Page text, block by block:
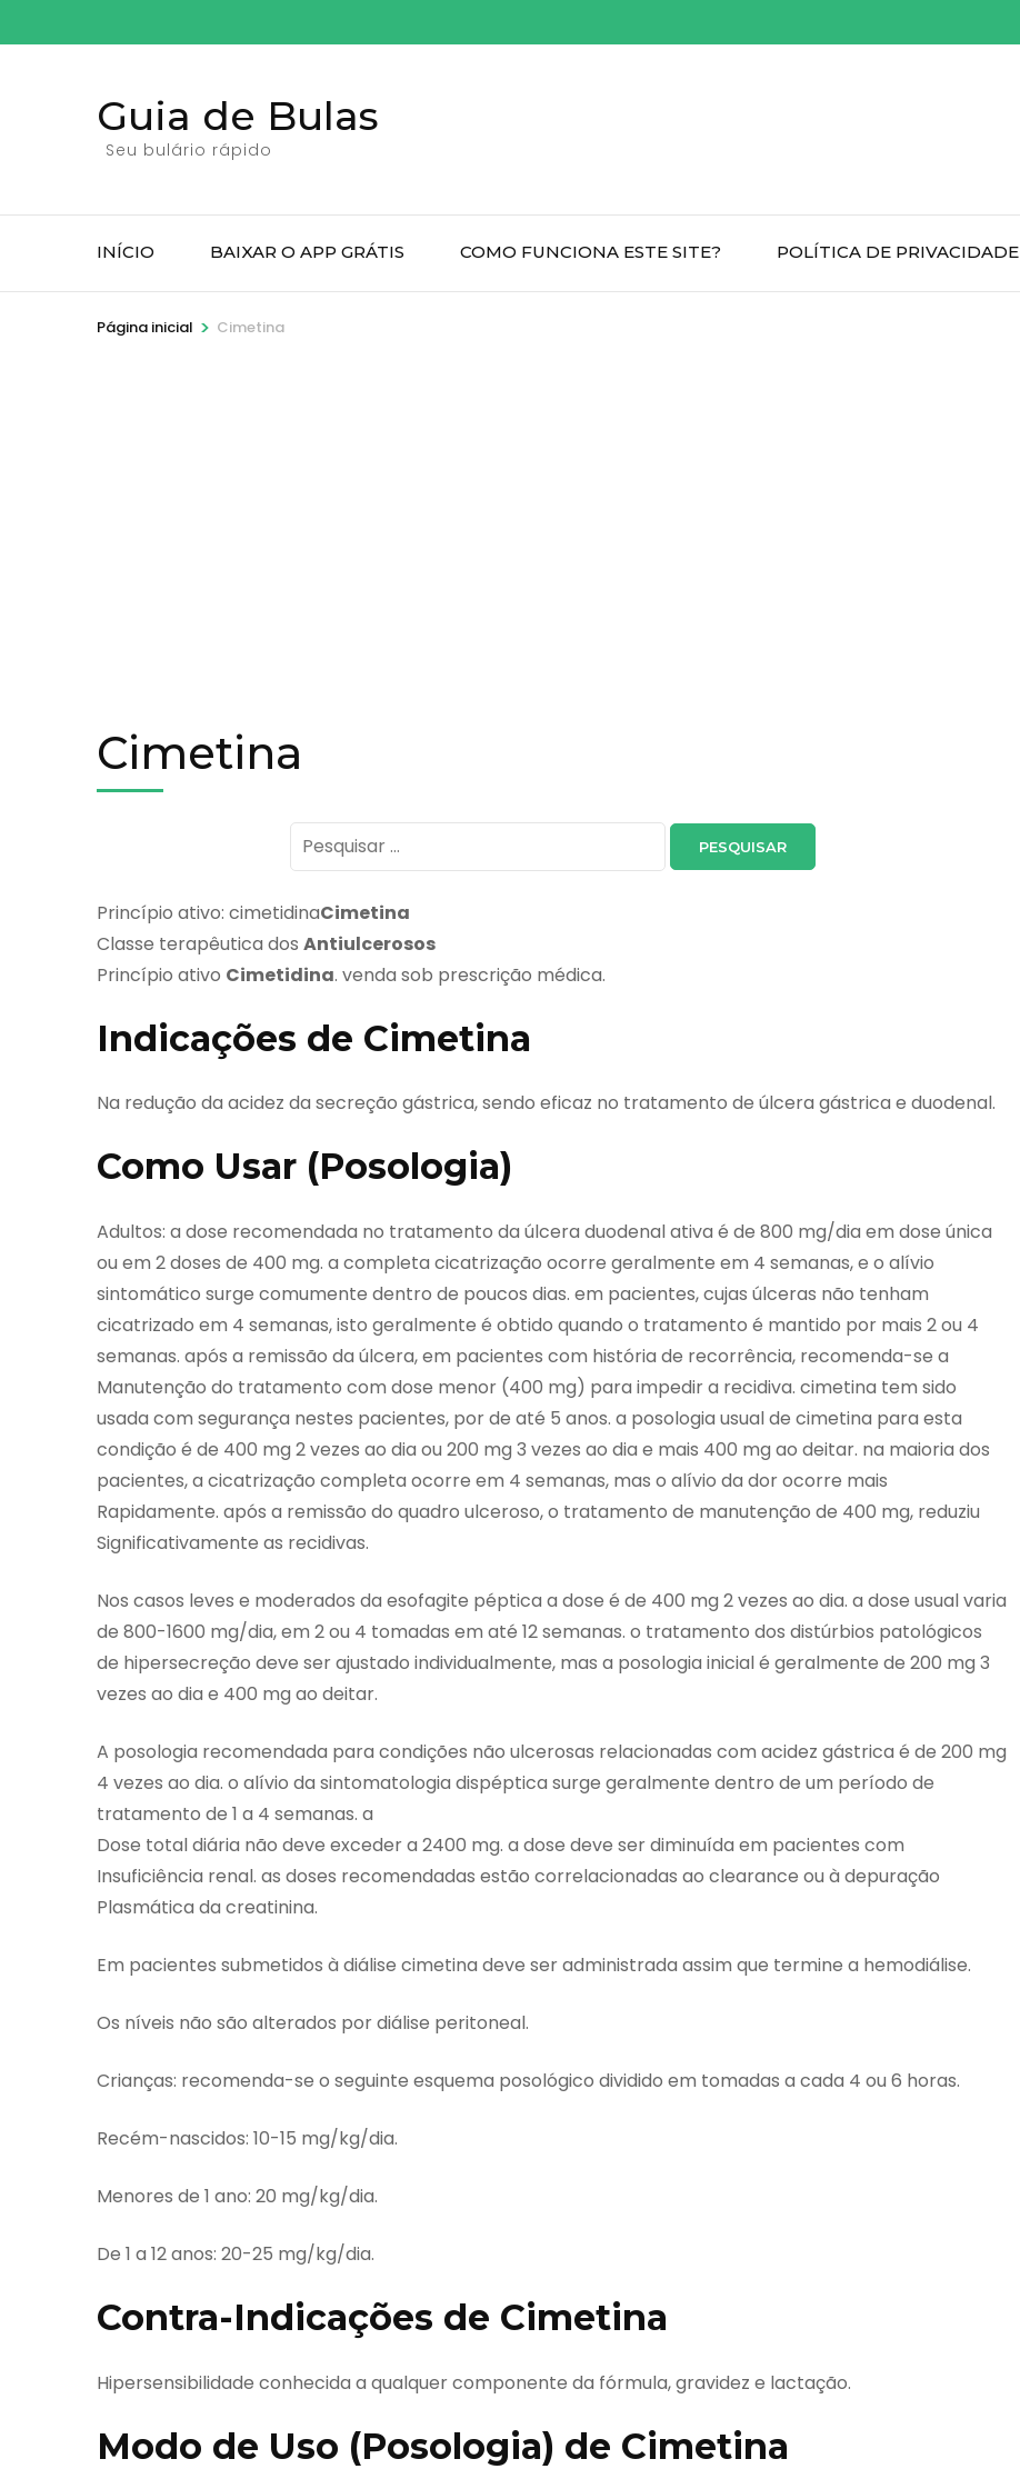
para
Guia de Bulas
Seu bulário rápido
INÍCIO BAIXAR O APP GRÁTIS COMO FUNCIONA ESTE SITE? POLÍTICA DE PRIVACIDADE
Página inicial > Cimetina
Cimetina
Pesquisar
por:
Princípio ativo: cimetidinaCimetina
Classe terapêutica dos Antiulcerosos
Princípio ativo Cimetidina. venda sob prescrição médica.
Indicações de Cimetina
Na redução da acidez da secreção gástrica, sendo eficaz no tratamento de úlcera gástrica e duodenal.
Como Usar (Posologia)
Adultos: a dose recomendada no tratamento da úlcera duodenal ativa é de 800 mg/dia em dose única
ou em 2 doses de 400 mg. a completa cicatrização ocorre geralmente em 4 semanas, e o alívio
sintomático surge comumente dentro de poucos dias. em pacientes, cujas úlceras não tenham
cicatrizado em 4 semanas, isto geralmente é obtido quando o tratamento é mantido por mais 2 ou 4
semanas. após a remissão da úlcera, em pacientes com história de recorrência, recomenda-se a
Manutenção do tratamento com dose menor (400 mg) para impedir a recidiva. cimetina tem sido
usada com segurança nestes pacientes, por de até 5 anos. a posologia usual de cimetina para esta
condição é de 400 mg 2 vezes ao dia ou 200 mg 3 vezes ao dia e mais 400 mg ao deitar. na maioria dos
pacientes, a cicatrização completa ocorre em 4 semanas, mas o alívio da dor ocorre mais
Rapidamente. após a remissão do quadro ulceroso, o tratamento de manutenção de 400 mg, reduziu
Significativamente as recidivas.
Nos casos leves e moderados da esofagite péptica a dose é de 400 mg 2 vezes ao dia. a dose usual varia
de 800-1600 mg/dia, em 2 ou 4 tomadas em até 12 semanas. o tratamento dos distúrbios patológicos
de hipersecreção deve ser ajustado individualmente, mas a posologia inicial é geralmente de 200 mg 3
vezes ao dia e 400 mg ao deitar.
A posologia recomendada para condições não ulcerosas relacionadas com acidez gástrica é de 200 mg
4 vezes ao dia. o alívio da sintomatologia dispéptica surge geralmente dentro de um período de
tratamento de 1 a 4 semanas. a
Dose total diária não deve exceder a 2400 mg. a dose deve ser diminuída em pacientes com
Insuficiência renal. as doses recomendadas estão correlacionadas ao clearance ou à depuração
Plasmática da creatinina.
Em pacientes submetidos à diálise cimetina deve ser administrada assim que termine a hemodiálise.
Os níveis não são alterados por diálise peritoneal.
Crianças: recomenda-se o seguinte esquema posológico dividido em tomadas a cada 4 ou 6 horas.
Recém-nascidos: 10-15 mg/kg/dia.
Menores de 1 ano: 20 mg/kg/dia.
De 1 a 12 anos: 20-25 mg/kg/dia.
Contra-Indicações de Cimetina
Hipersensibilidade conhecida a qualquer componente da fórmula, gravidez e lactação.
Modo de Uso (Posologia) de Cimetina